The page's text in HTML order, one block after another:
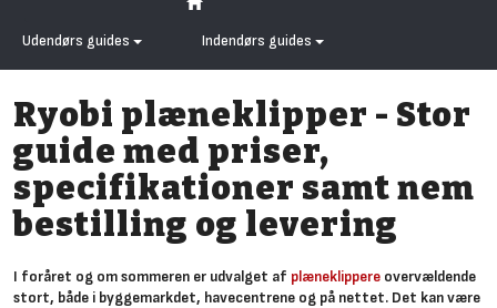
Udendørs guides Indendørs guides
Ryobi plæneklipper - Stor
guide med priser,
specifikationer samt nem
bestilling og levering
I foråret og om sommeren er udvalget af plæneklippere overvældende
stort, både i byggemarkdet, havecentrene og på nettet. Det kan være